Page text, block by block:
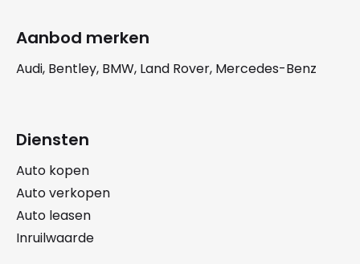
Aanbod merken
Audi, Bentley, BMW, Land Rover, Mercedes-Benz
Diensten
Auto kopen
Auto verkopen
Auto leasen
Inruilwaarde